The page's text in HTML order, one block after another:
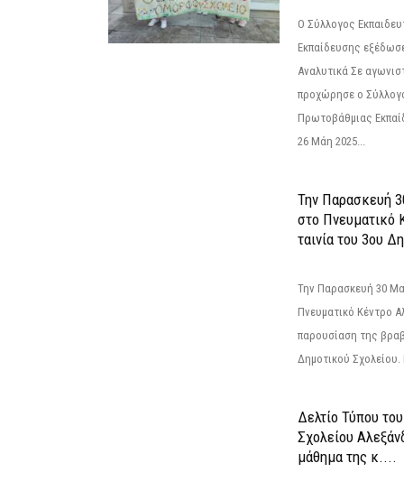
Ο Σύλλογος
Εκπαίδευσης
Αναλυτικά Σε
προχώρησε ο
Πρωτοβάθμιας
26 Μάη 2025...
Την Παρασκευή
στο Πνευματικό
ταινία του 3ου
Την Παρασκευή 30
Πνευματικό Κέντρο
παρουσίαση της
Δημοτικού Σχολείου.
Δελτίο Τύπου
Σχολείου
μάθημα της κ....